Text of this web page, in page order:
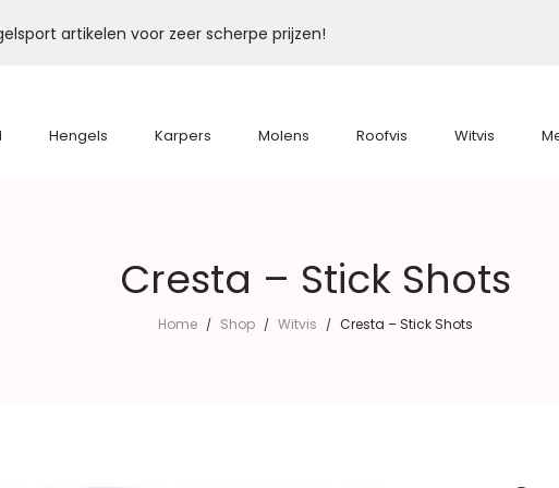
artikelen voor zeer scherpe prijzen!
Hengels Karpers Molens Roofvis Witvis
Cresta – Stick Shots
Home / Shop / Witvis / Cresta – Stick Shots